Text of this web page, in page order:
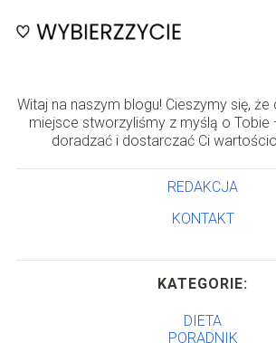
Witaj na naszym blogu! Cieszymy się, że
miejsce stworzyliśmy z myślą o Tobie
doradzać i dostarczać Ci
REDAKCJA
KONTAKT
KATEGORIE:
DIETA
PORADNIK